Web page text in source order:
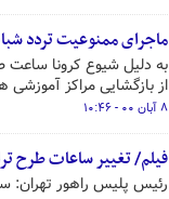
ماجرای ممنوعیت تردد
از بازگشایی مراکز
۸ آبان ۰۰ - ۱۰:۴۶
فیلم/ تغییر ساعات طرح
رئیس پلیس راهور تهران: